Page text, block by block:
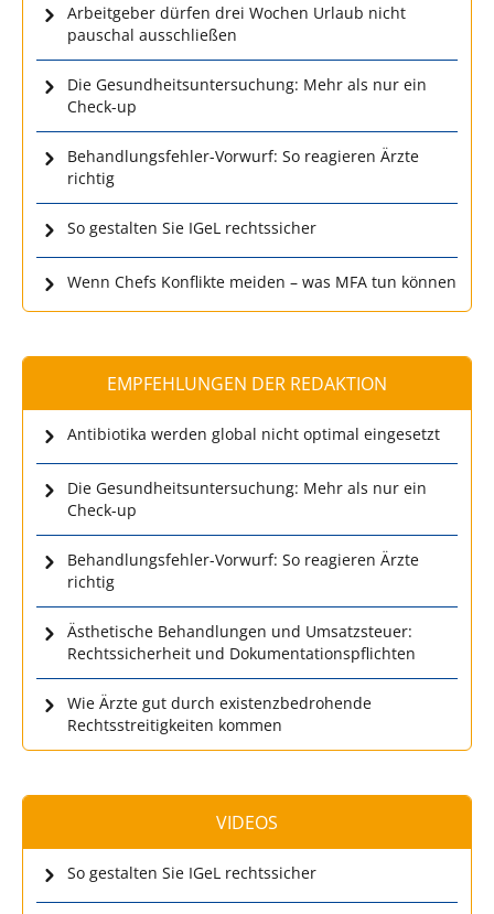
Arbeitgeber dürfen drei Wochen Urlaub nicht
pauschal ausschließen
Die Gesundheitsuntersuchung: Mehr als nur ein
Check-up
Behandlungsfehler-Vorwurf: So reagieren Ärzte
richtig
So gestalten Sie IGeL rechtssicher
Wenn Chefs Konflikte meiden – was MFA tun können
EMPFEHLUNGEN DER REDAKTION
Antibiotika werden global nicht optimal eingesetzt
Die Gesundheitsuntersuchung: Mehr als nur ein
Check-up
Behandlungsfehler-Vorwurf: So reagieren Ärzte
richtig
Ästhetische Behandlungen und Umsatzsteuer:
Rechtssicherheit und Dokumentationspflichten
Wie Ärzte gut durch existenzbedrohende
Rechtsstreitigkeiten kommen
VIDEOS
So gestalten Sie IGeL rechtssicher